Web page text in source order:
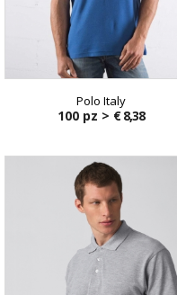
Polo Italy
100 pz > € 8,38